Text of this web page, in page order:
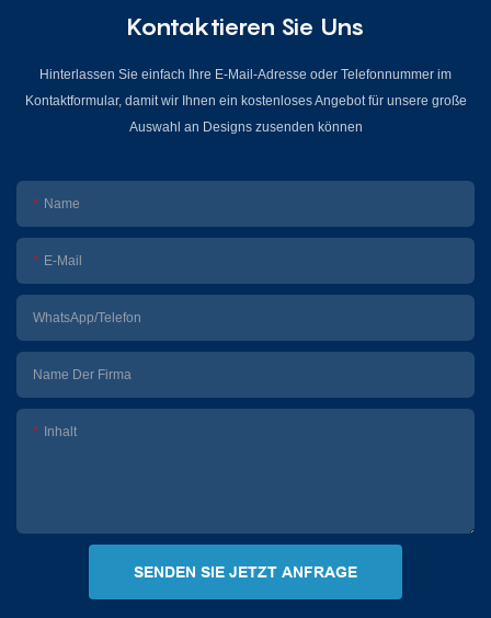
Kontaktieren Sie Uns
Hinterlassen Sie einfach Ihre E-Mail-Adresse oder Telefonnummer im
Kontaktformular, damit wir Ihnen ein kostenloses Angebot für unsere große
Auswahl an Designs zusenden können
Name
E-Mail
WhatsApp/Telefon
Name Der Firma
Inhalt
SENDEN SIE JETZT ANFRAGE